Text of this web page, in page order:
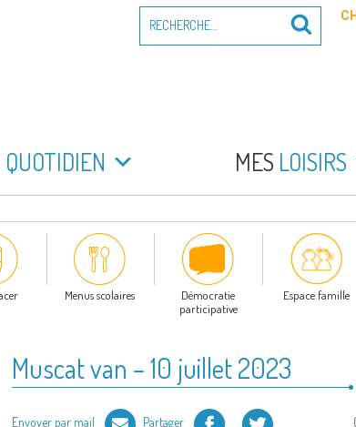
pour
QUOTIDIEN MES LOISIRS
Menus scolaires
Démocratie
participative
Espace famille
Muscat van – 10 juillet 2023
Envoyer par mail Partager Facebook Twitter